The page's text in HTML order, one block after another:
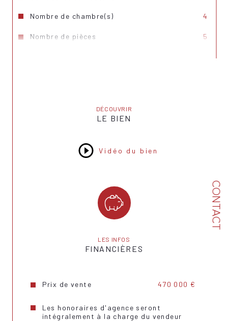
CONTACT
Nombre de chambre(s) 4
Nombre de pièces 5
Mode de chauffage Electrique, Electrique
Format de chauffage
Année de construction
DÉCOUVRIR
LE BIEN
Vidéo du bien
LES INFOS
FINANCIÈRES
Prix de vente 470 000 €
Les honoraires d'agence seront
intégralement à la charge du vendeur